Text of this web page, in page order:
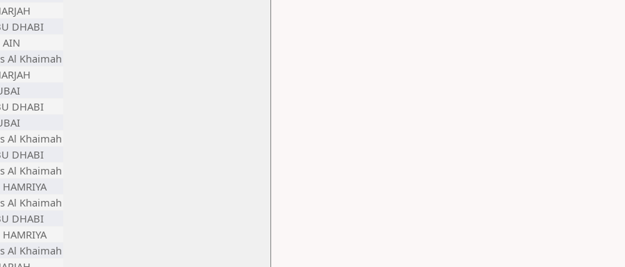
DHABI
AIN
Al Khaimah
DHABI
Al Khaimah
DHABI
Al Khaimah
HAMRIYA
Al Khaimah
DHABI
HAMRIYA
Al Khaimah